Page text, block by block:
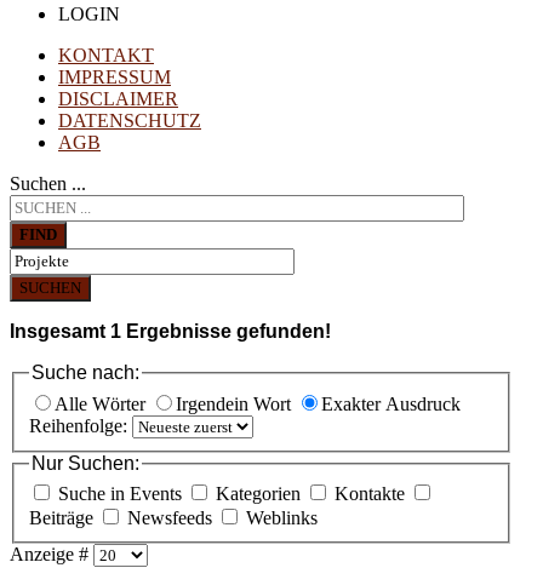
LOGIN
KONTAKT
IMPRESSUM
DISCLAIMER
DATENSCHUTZ
AGB
Suchen ...
FIND
SUCHEN
Insgesamt 1 Ergebnisse gefunden!
Suche nach:
Alle Wörter
Irgendein Wort
Exakter Ausdruck
Reihenfolge:
Nur Suchen:
Suche in Events
Kategorien
Kontakte
Beiträge
Newsfeeds
Weblinks
Anzeige #